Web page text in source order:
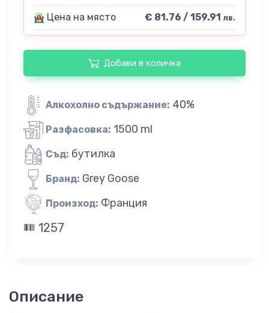
Цена на място € 81.76 / 159.91 лв.
Добави в количка
Алкохолно съдържание: 40%
Разфасовка: 1500 ml
Съд: бутилка
Бранд: Grey Goose
Произход: Франция
1257
Описание